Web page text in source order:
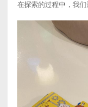
在探索的过程中，我们